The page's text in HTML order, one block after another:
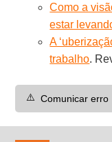
Como a
estar
A
trabalho.
⚠️ Comunicar erro